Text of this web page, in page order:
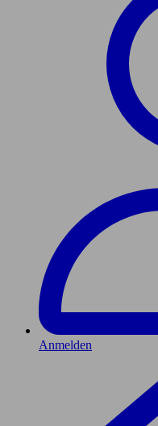
Anmelden